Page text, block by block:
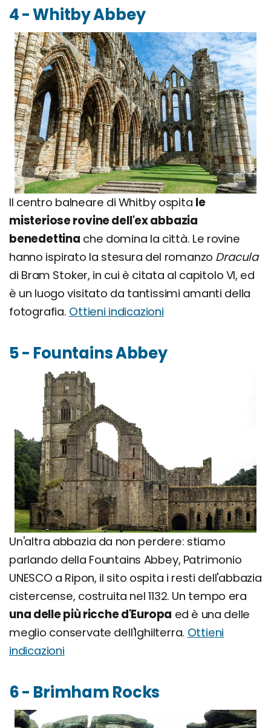
4 - Whitby Abbey
Il centro balneare di Whitby ospita le
misteriose rovine dell'ex abbazia
benedettina che domina la città. Le rovine
hanno ispirato la stesura del romanzo Dracula
di Bram Stoker, in cui è citata al capitolo VI, ed
è un luogo visitato da tantissimi amanti della
fotografia. Ottieni indicazioni
5 - Fountains Abbey
Un'altra abbazia da non perdere: stiamo
parlando della Fountains Abbey, Patrimonio
UNESCO a Ripon, il sito ospita i resti dell'abbazia
cistercense, costruita nel 1132. Un tempo era
una delle più ricche d'Europa ed è una delle
meglio conservate dell'Ighilterra. Ottieni
indicazioni
6 - Brimham Rocks